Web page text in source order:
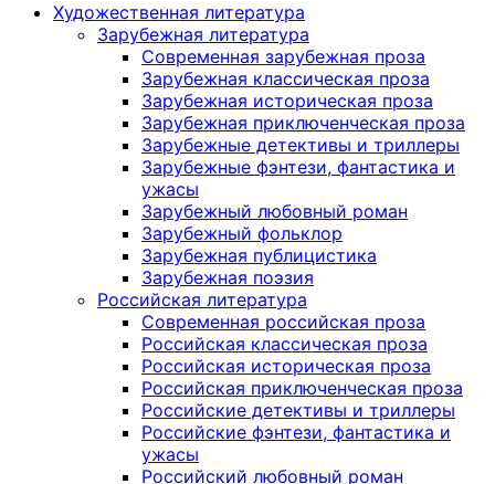
Художественная литература
Зарубежная литература
Современная зарубежная проза
Зарубежная классическая проза
Зарубежная историческая проза
Зарубежная приключенческая проза
Зарубежные детективы и триллеры
Зарубежные фэнтези, фантастика и
ужасы
Зарубежный любовный роман
Зарубежный фольклор
Зарубежная публицистика
Зарубежная поэзия
Российская литература
Современная российская проза
Российская классическая проза
Российская историческая проза
Российская приключенческая проза
Российские детективы и триллеры
Российские фэнтези, фантастика и
ужасы
Российский любовный роман